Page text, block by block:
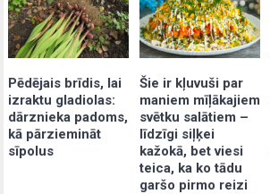
Pēdējais brīdis, lai
izraktu gladiolas:
dārznieka padoms,
kā pārziemināt
sīpolus
Šie ir kļuvuši par
maniem mīļākajiem
svētku salātiem –
līdzīgi siļķei
kažokā, bet viesi
teica, ka ko tādu
garšo pirmo reizi